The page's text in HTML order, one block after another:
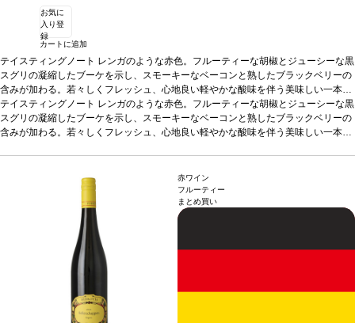
お気に
入り登
録
カートに追加
テイスティングノート レンガのような赤色。フルーティーな胡椒とジューシーな黒
スグリの凝縮したブーケを示し、スモーキーなベーコンと熟したブラックベリーの
含みが加わる。若々しくフレッシュ、心地良い軽やかな酸味を伴う美味しい一本。
合う料理煮込み肉、スパイスの効いたパスタなどと好相性葡萄品種シュペートブ
ルグンダー*本ヴィンテージが在庫切れの場合、在庫があり価格が同様の場合は自
動的に次のヴィンテージに変更されます、ご了承ください。
テイスティングノート レンガのような赤色。フルーティーな胡椒とジューシーな黒
スグリの凝縮したブーケを示し、スモーキーなベーコンと熟したブラックベリーの
含みが加わる。若々しくフレッシュ、心地良い軽やかな酸味を伴う美味しい一本。
動的に次のヴィンテージに変更されます、ご了承ください。
赤ワイン
フルーティー
まとめ買い